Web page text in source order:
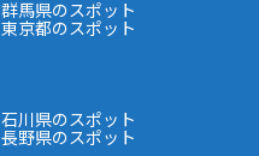
群馬県のスポット
東京都のスポット
石川県のスポット
長野県のスポット